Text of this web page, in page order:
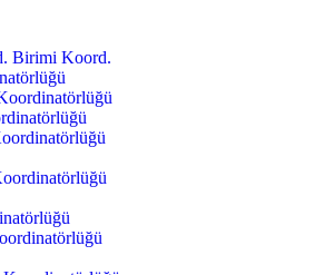
Birimi Koord.